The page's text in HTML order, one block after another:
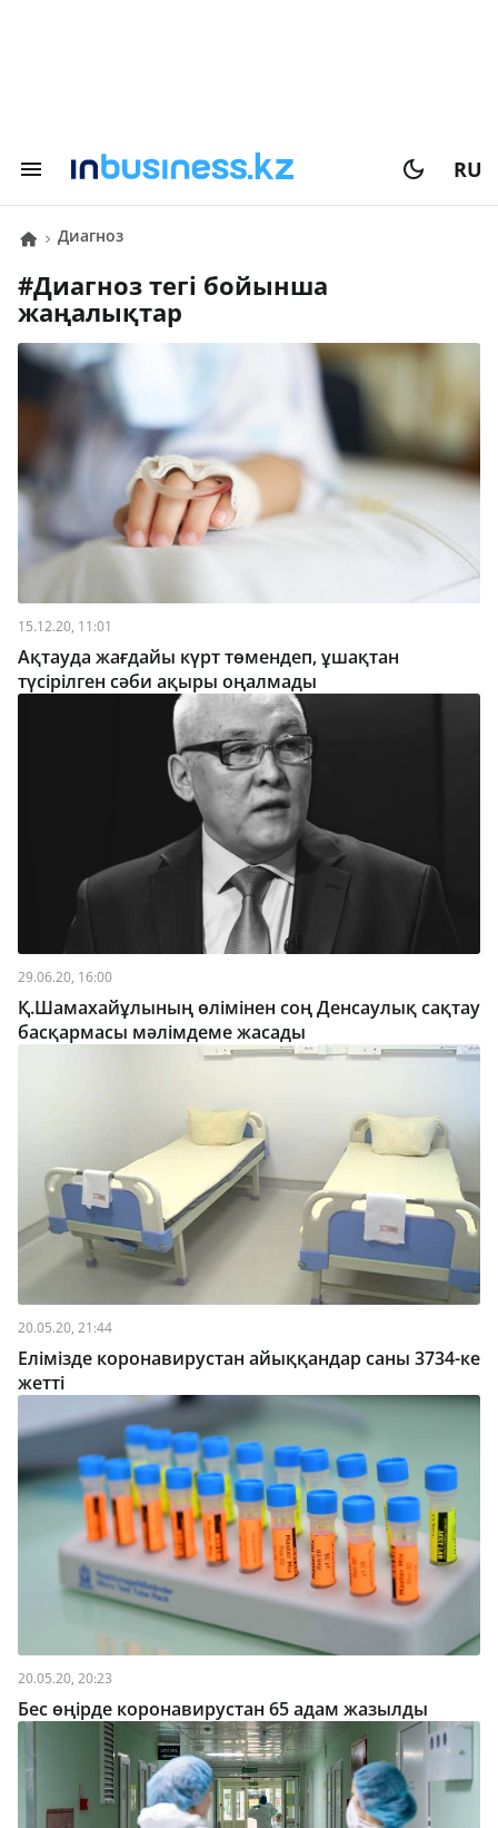
RU
диагноз
# диагноз тегі бойынша
жаңалықтар
15.12.20, 11:01
Ақтауда жағдайы күрт төмендеп, ұшақтан
түсірілген сәби ақыры оңалмады
29.06.20, 16:00
Қ.Шамахайұлының өлімінен соң Денсаулық сақтау
басқармасы мәлімдеме жасады
20.05.20, 21:44
Елімізде коронавирустан айыққандар саны 3734-ке
жетті
20.05.20, 20:23
Бес өңірде коронавирустан 65 адам жазылды